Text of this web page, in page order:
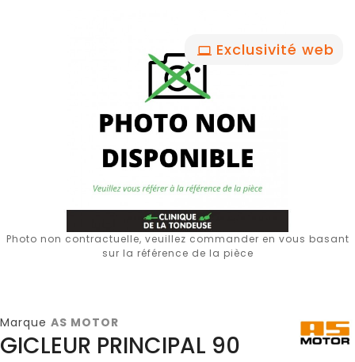
Exclusivité web
Photo non contractuelle, veuillez commander en vous basant
sur la référence de la pièce
Marque AS MOTOR
GICLEUR PRINCIPAL 90